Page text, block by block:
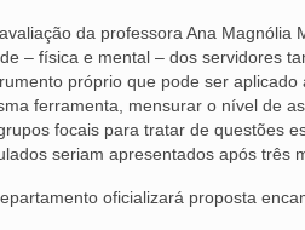
da professora Ana Magnólia
– física e mental – dos servidores
próprio que pode ser
ferramenta, mensurar o nível de
focais para tratar de questões
seriam apresentados após três
oficializará proposta